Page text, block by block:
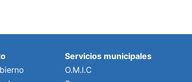
Servicios municipales
O.M.I.C